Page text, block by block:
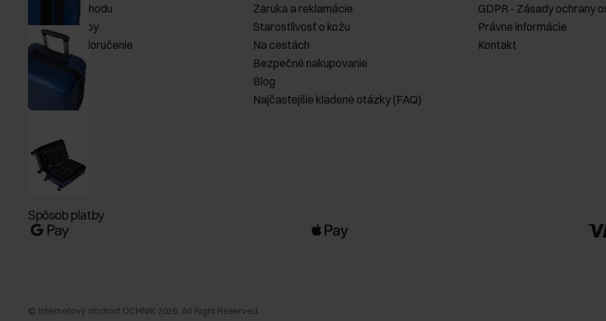
Pravidlá obchodu
Spôsob platby
Náklady na doručenie
Vrátenie
Záruka a reklamácie
Starostlivosť o kožu
Na cestách
Bezpečné nakupovanie
Blog
Najčastejšie kladené otázky (FAQ)
GDPR - Zásady ochrany
Právne informácie
Kontakt
Spôsob platby
© Internetový obchod OCHNIK 2026 . All Right Reserved.